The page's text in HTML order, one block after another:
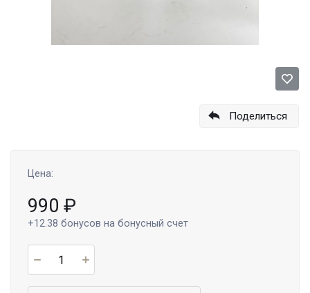
Поделиться
Цена:
990 ₽
+12.38 бонусов на бонусный счет